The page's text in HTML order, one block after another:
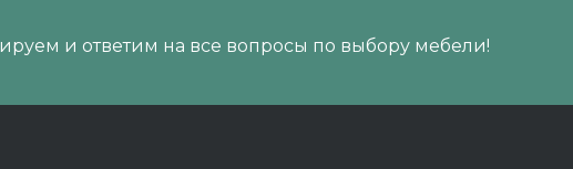
и ответим на все вопросы по выбору мебели!